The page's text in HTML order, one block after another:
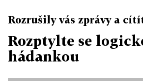
Rozrušily vás zprávy a
Rozptylte se
hádankou